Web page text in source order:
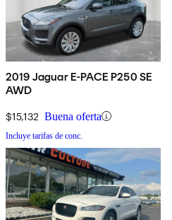
2019 Jaguar E-PACE P250 SE
AWD
$15,132 Buena oferta
Incluye tarifas de conc.